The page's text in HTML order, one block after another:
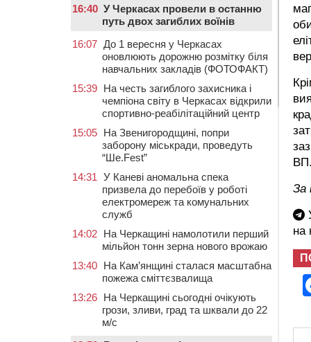
ВП.
За
на
16:40 У Черкасах провели в останню
путь двох загиблих воїнів
16:07 До 1 вересня у Черкасах
оновлюють дорожню розмітку біля
навчальних закладів (ФОТОФАКТ)
15:39 На честь загиблого захисника і
чемпіона світу в Черкасах відкрили
спортивно-реабілітаційний центр
15:05 На Звенигородщині, попри
заборону міськради, проведуть
“Ше.Fest”
14:31 У Каневі аномальна спека
призвела до перебоїв у роботі
електромереж та комунальних
служб
14:02 На Черкащині намолотили перший
мільйон тонн зерна нового врожаю
13:40 На Кам’янщині сталася масштабна
пожежа сміттєзвалища
13:26 На Черкащині сьогодні очікують
грози, зливи, град та шквали до 22
м/с